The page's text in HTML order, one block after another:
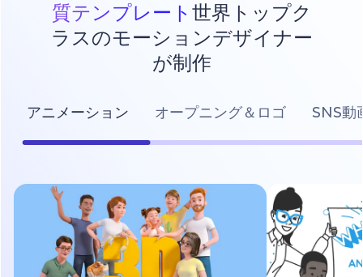
質テンプレート 世界トップク
ラスのモーションデザイナー
が制作
アニメーション オープニング＆ロゴ SNS動